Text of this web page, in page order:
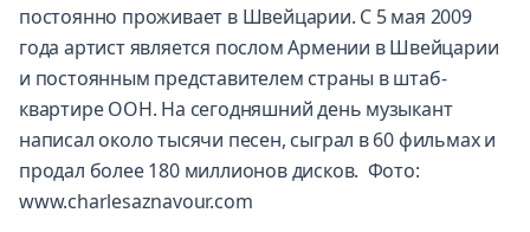
постоянно проживает в Швейцарии. С 5 мая 2009
года артист является послом Армении в Швейцарии
и постоянным представителем страны в штаб-
квартире ООН. На сегодняшний день музыкант
написал около тысячи песен, сыграл в 60 фильмах и
продал более 180 миллионов дисков. Фото:
www.charlesaznavour.com